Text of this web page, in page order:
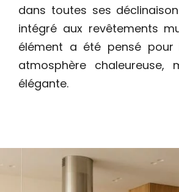
dans toutes ses
intégré aux revêtements
élément a été pensé pour
atmosphère chaleureuse,
élégante.